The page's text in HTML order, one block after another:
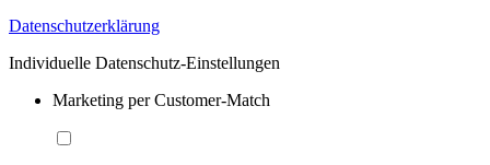
Datenschutzerklärung
Individuelle Datenschutz-Einstellungen
Marketing per Customer-Match